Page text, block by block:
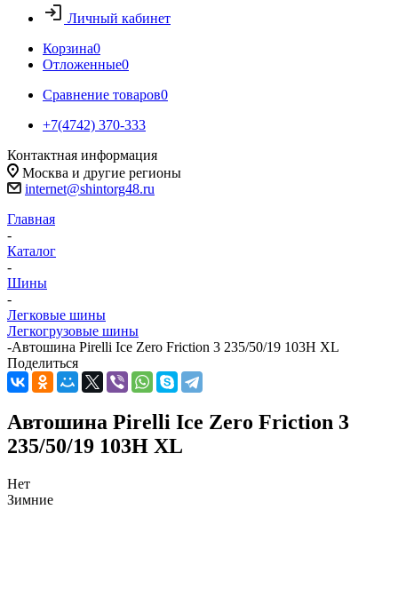
Личный кабинет
Корзина0
Отложенные0
Сравнение товаров0
+7(4742) 370-333
Контактная информация
Москва и другие регионы
internet@shintorg48.ru
Главная
-
Каталог
-
Шины
-
Легковые шины
Легкогрузовые шины
-Автошина Pirelli Ice Zero Friction 3 235/50/19 103H XL
Поделиться
Автошина Pirelli Ice Zero Friction 3
235/50/19 103H XL
Нет
Зимние